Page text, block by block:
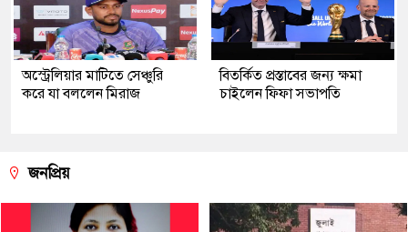
অস্ট্রেলিয়ার মাটিতে সেঞ্চুরি
করে যা বললেন মিরাজ
বিতর্কিত প্রস্তাবের জন্য ক্ষমা
চাইলেন ফিফা সভাপতি
জনপ্রিয়